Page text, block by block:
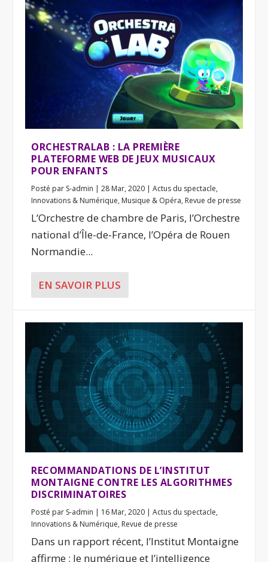
ORCHESTRALAB : LA PREMIÈRE
PLATEFORME WEB DE JEUX MUSICAUX
POUR ENFANTS
Posté par S-admin |28 Mar, 2020 |Actus du spectacle,
Innovations & Numérique, Musique & Opéra, Revue de presse
L’Orchestre de chambre de Paris, l’Orchestre
national d’Île-de-France, l’Opéra de Rouen
Normandie...
EN SAVOIR PLUS
RECOMMANDATIONS DE L’INSTITUT
MONTAIGNE CONTRE LES ALGORITHMES
DISCRIMINATOIRES
Posté par S-admin | 16 Mar, 2020 |Actus du spectacle,
Innovations & Numérique, Revue de presse
Dans un rapport récent, l’Institut Montaigne
affirme : le numérique et l’intelligence